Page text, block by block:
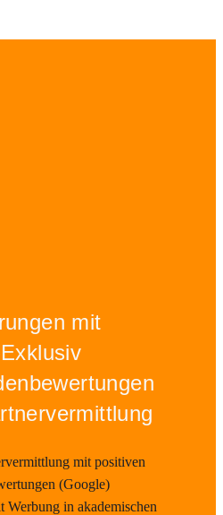
mit
mit positiven
(Google)
in akademischen